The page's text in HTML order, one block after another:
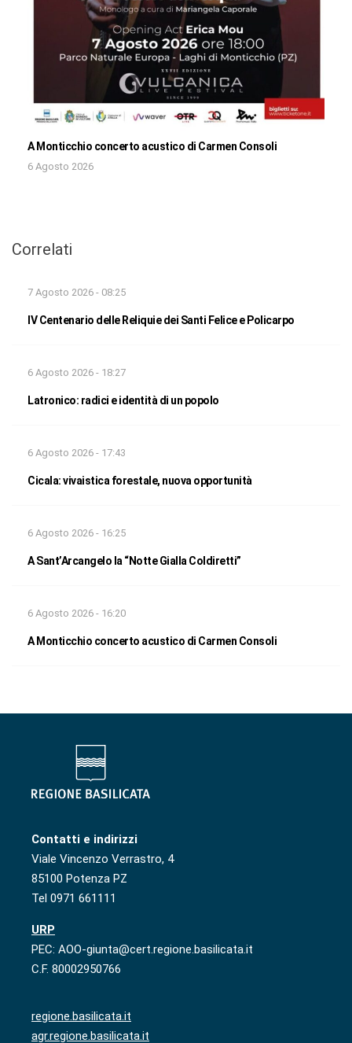
A Monticchio concerto acustico di Carmen Consoli
6 Agosto 2026
Correlati
7 Agosto 2026 - 08:25
IV Centenario delle Reliquie dei Santi Felice e Policarpo
6 Agosto 2026 - 18:27
Latronico: radici e identità di un popolo
6 Agosto 2026 - 17:43
Cicala: vivaistica forestale, nuova opportunità
6 Agosto 2026 - 16:25
A Sant’Arcangelo la “Notte Gialla Coldiretti”
6 Agosto 2026 - 16:20
A Monticchio concerto acustico di Carmen Consoli
Contatti e indirizzi
Viale Vincenzo Verrastro, 4
85100 Potenza PZ
Tel 0971 661111
URP
PEC: AOO-giunta@cert.regione.basilicata.it
C.F. 80002950766
regione.basilicata.it
agr.regione.basilicata.it